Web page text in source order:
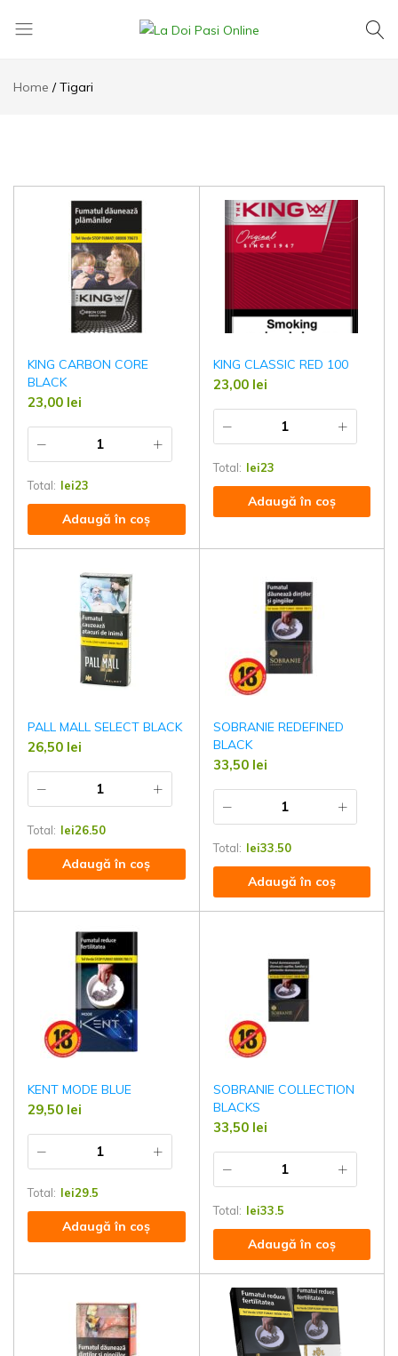
mic
Home Tigari
KING CARBON CORE
BLACK
23,00 lei
Total: lei23
Adaugă în coș
KING CLASSIC RED 100
23,00 lei
Total: lei23
Adaugă în coș
PALL MALL SELECT BLACK
26,50 lei
Total: lei26.50
Adaugă în coș
SOBRANIE REDEFINED
BLACK
33,50 lei
Total: lei33.50
Adaugă în coș
KENT MODE BLUE
29,50 lei
Total: lei29.5
Adaugă în coș
SOBRANIE COLLECTION
BLACKS
33,50 lei
Total: lei33.5
Adaugă în coș